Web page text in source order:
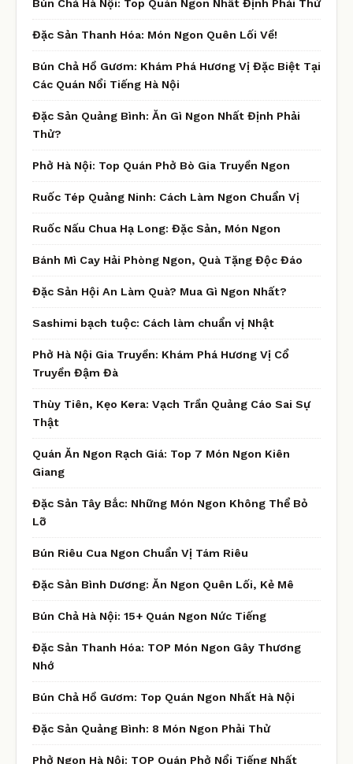
Bún Chả Hà Nội: Top Quán Ngon Nhất Định Phải Thử
Đặc Sản Thanh Hóa: Món Ngon Quên Lối Về!
Bún Chả Hồ Gươm: Khám Phá Hương Vị Đặc Biệt Tại
Các Quán Nổi Tiếng Hà Nội
Đặc Sản Quảng Bình: Ăn Gì Ngon Nhất Định Phải
Thử?
Phở Hà Nội: Top Quán Phở Bò Gia Truyền Ngon
Ruốc Tép Quảng Ninh: Cách Làm Ngon Chuẩn Vị
Ruốc Nấu Chua Hạ Long: Đặc Sản, Món Ngon
Bánh Mì Cay Hải Phòng Ngon, Quà Tặng Độc Đáo
Đặc Sản Hội An Làm Quà? Mua Gì Ngon Nhất?
Sashimi bạch tuộc: Cách làm chuẩn vị Nhật
Phở Hà Nội Gia Truyền: Khám Phá Hương Vị Cổ
Truyền Đậm Đà
Thùy Tiên, Kẹo Kera: Vạch Trần Quảng Cáo Sai Sự
Thật
Quán Ăn Ngon Rạch Giá: Top 7 Món Ngon Kiên
Giang
Đặc Sản Tây Bắc: Những Món Ngon Không Thể Bỏ
Lỡ
Bún Riêu Cua Ngon Chuẩn Vị Tám Riêu
Đặc Sản Bình Dương: Ăn Ngon Quên Lối, Kẻ Mê
Bún Chả Hà Nội: 15+ Quán Ngon Nức Tiếng
Đặc Sản Thanh Hóa: TOP Món Ngon Gây Thương
Nhớ
Bún Chả Hồ Gươm: Top Quán Ngon Nhất Hà Nội
Đặc Sản Quảng Bình: 8 Món Ngon Phải Thử
Phở Ngon Hà Nội: TOP Quán Phở Nổi Tiếng Nhất